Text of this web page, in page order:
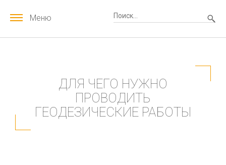
Меню
ДЛЯ ЧЕГО НУЖНО
ПРОВОДИТЬ
ГЕОДЕЗИЧЕСКИЕ РАБОТЫ